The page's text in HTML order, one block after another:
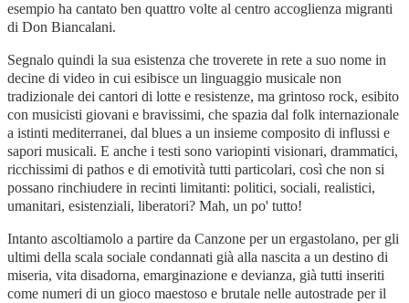
esempio ha cantato ben quattro volte al centro accoglienza migranti
di Don Biancalani.
Segnalo quindi la sua esistenza che troverete in rete a suo nome in
decine di video in cui esibisce un linguaggio musicale non
tradizionale dei cantori di lotte e resistenze, ma grintoso rock, esibito
con musicisti giovani e bravissimi, che spazia dal folk internazionale
a istinti mediterranei, dal blues a un insieme composito di influssi e
sapori musicali. E anche i testi sono variopinti visionari, drammatici,
ricchissimi di pathos e di emotività tutti particolari, così che non si
possano rinchiudere in recinti limitanti: politici, sociali, realistici,
umanitari, esistenziali, liberatori? Mah, un po' tutto!
Intanto ascoltiamolo a partire da Canzone per un ergastolano, per gli
ultimi della scala sociale condannati già alla nascita a un destino di
miseria, vita disadorna, emarginazione e devianza, già tutti inseriti
come numeri di un gioco maestoso e brutale nelle autostrade per il